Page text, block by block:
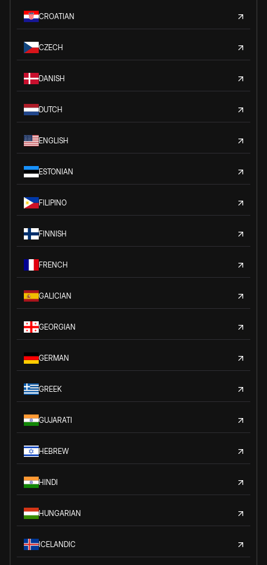
CROATIAN
CZECH
DANISH
DUTCH
ENGLISH
ESTONIAN
FILIPINO
FINNISH
FRENCH
GALICIAN
GEORGIAN
GERMAN
GREEK
GUJARATI
HEBREW
HINDI
HUNGARIAN
ICELANDIC